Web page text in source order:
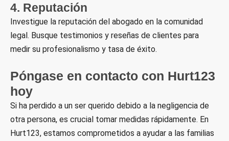
4. Reputación
Investigue la reputación del abogado en la comunidad
legal. Busque testimonios y reseñas de clientes para
medir su profesionalismo y tasa de éxito.
Póngase en contacto con Hurt123
hoy
Si ha perdido a un ser querido debido a la negligencia de
otra persona, es crucial tomar medidas rápidamente. En
Hurt123, estamos comprometidos a ayudar a las familias